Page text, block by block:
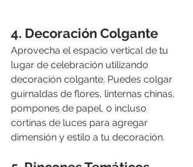
4. Decoración Colgante
Aprovecha el espacio vertical de tu
lugar de celebración utilizando
decoración colgante. Puedes colgar
guirnaldas de flores, linternas chinas,
pompones de papel, o incluso
cortinas de luces para agregar
dimensión y estilo a tu decoración.